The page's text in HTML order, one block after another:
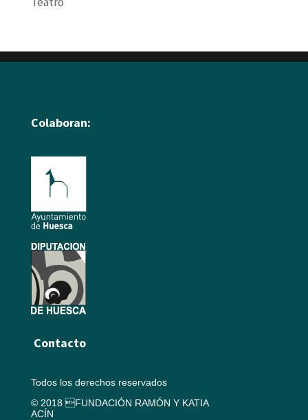
Colaboran:
Contacto
Todos los derechos reservados
© 2018 FUNDACIÓN RAMÓN Y KATIA
ACÍN